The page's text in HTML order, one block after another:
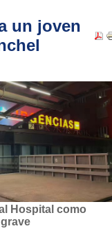
un joven
Hospital como